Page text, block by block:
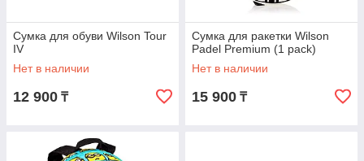
Сумка для обуви Wilson Tour
IV
Нет в наличии
12 900 ₸
Сумка для ракетки Wilson
Padel Premium (1 pack)
Нет в наличии
15 900 ₸